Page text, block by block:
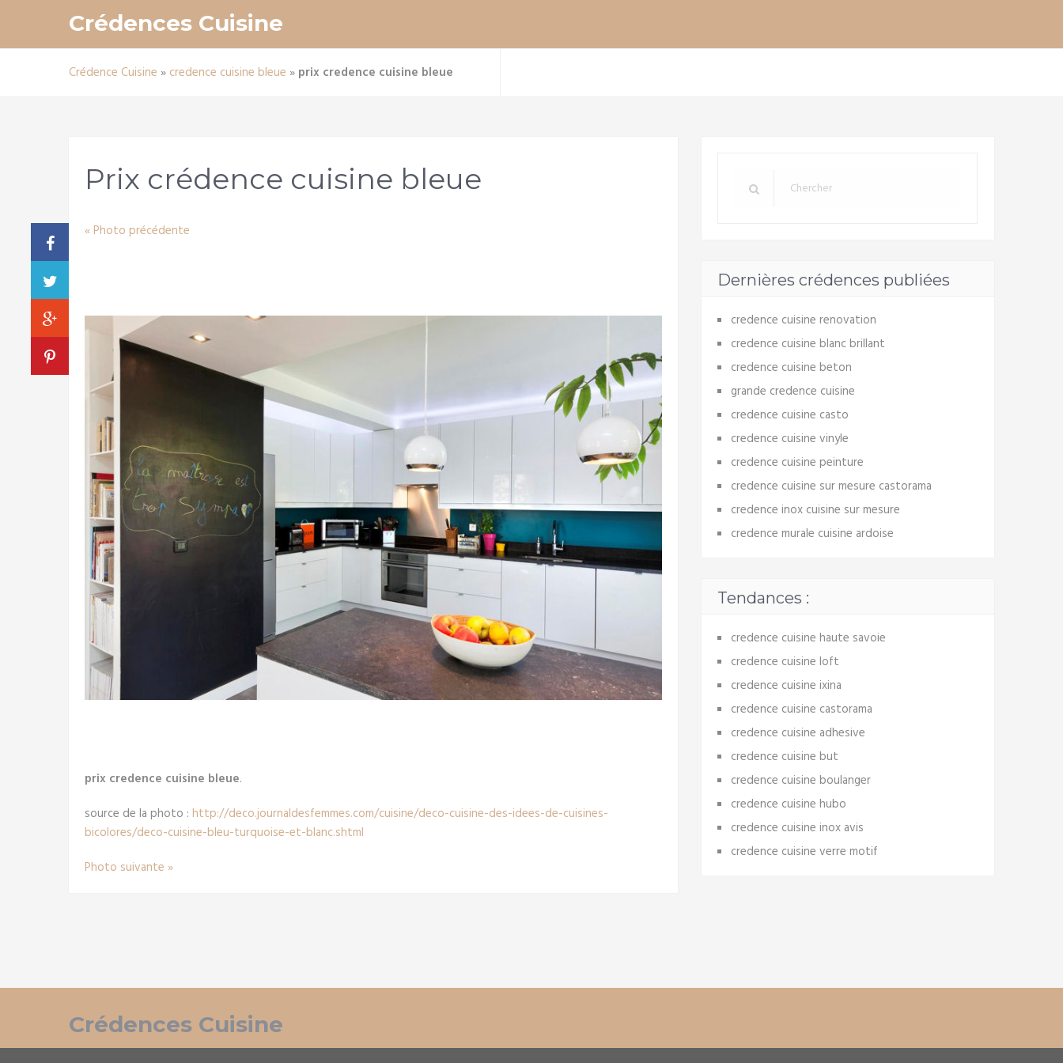
Crédences Cuisine
Crédence Cuisine » credence cuisine bleue » prix credence cuisine bleue
Prix crédence cuisine bleue
« Photo précédente
prix credence cuisine bleue.
source de la photo : http://deco.journaldesfemmes.com/cuisine/deco-cuisine-des-idees-de-cuisines-
bicolores/deco-cuisine-bleu-turquoise-et-blanc.shtml
Photo suivante »
Dernières crédences publiées
credence cuisine renovation
credence cuisine blanc brillant
credence cuisine beton
grande credence cuisine
credence cuisine casto
credence cuisine vinyle
credence cuisine peinture
credence cuisine sur mesure castorama
credence inox cuisine sur mesure
credence murale cuisine ardoise
Tendances :
credence cuisine haute savoie
credence cuisine loft
credence cuisine ixina
credence cuisine castorama
credence cuisine adhesive
credence cuisine but
credence cuisine boulanger
credence cuisine hubo
credence cuisine inox avis
credence cuisine verre motif
Crédences Cuisine